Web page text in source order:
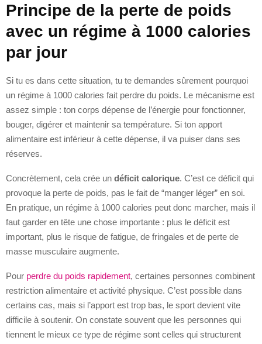
Principe de la perte de poids
avec un régime à 1000 calories
par jour
Si tu es dans cette situation, tu te demandes sûrement pourquoi
un régime à 1000 calories fait perdre du poids. Le mécanisme est
assez simple : ton corps dépense de l’énergie pour fonctionner,
bouger, digérer et maintenir sa température. Si ton apport
alimentaire est inférieur à cette dépense, il va puiser dans ses
réserves.
Concrètement, cela crée un déficit calorique. C’est ce déficit qui
provoque la perte de poids, pas le fait de “manger léger” en soi.
En pratique, un régime à 1000 calories peut donc marcher, mais il
faut garder en tête une chose importante : plus le déficit est
important, plus le risque de fatigue, de fringales et de perte de
masse musculaire augmente.
Pour perdre du poids rapidement, certaines personnes combinent
restriction alimentaire et activité physique. C’est possible dans
certains cas, mais si l’apport est trop bas, le sport devient vite
difficile à soutenir. On constate souvent que les personnes qui
tiennent le mieux ce type de régime sont celles qui structurent